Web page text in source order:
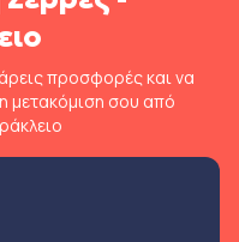
προσφορές και να
μετακόμιση σου από